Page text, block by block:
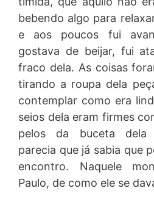
bebendo algo para
e aos poucos fui
gostava de beijar, fui
fraco dela. As coisas
tirando a roupa dela
contemplar como era
seios dela eram firmes
pelos da buceta dela
parecia que já sabia que
encontro. Naquele
Paulo, de como ele se